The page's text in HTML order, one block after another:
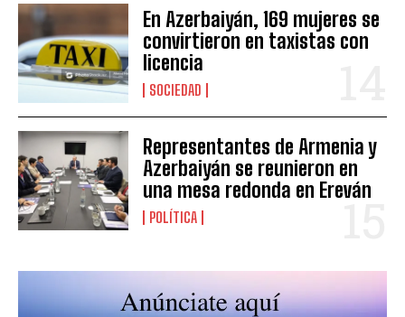
En Azerbaiyán, 169 mujeres se
convirtieron en taxistas con
licencia
SOCIEDAD
Representantes de Armenia y
Azerbaiyán se reunieron en
una mesa redonda en Ereván
POLÍTICA